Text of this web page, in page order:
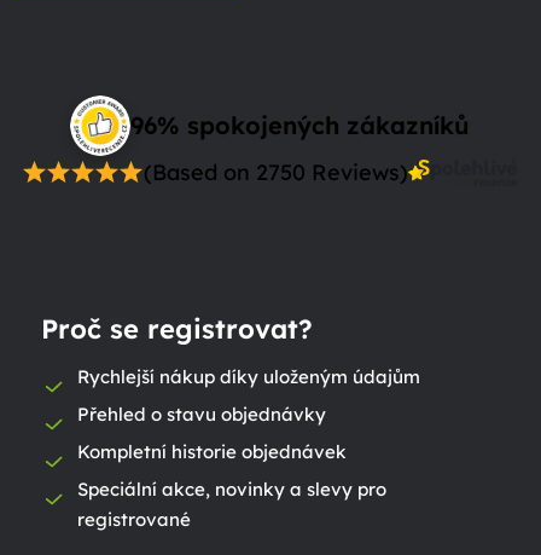
96% spokojených zákazníků
(Based on 2750 Reviews)
Proč se registrovat?
Rychlejší nákup díky uloženým údajům
Přehled o stavu objednávky
Kompletní historie objednávek
Speciální akce, novinky a slevy pro
registrované